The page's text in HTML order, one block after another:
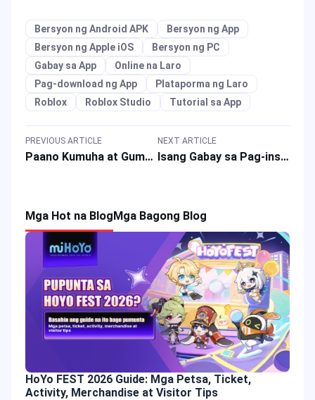
Bersyon ng Android APK
Bersyon ng App
Bersyon ng Apple iOS
Bersyon ng PC
Gabay sa App
Online na Laro
Pag-download ng App
Plataporma ng Laro
Roblox
Roblox Studio Tutorial sa App
PREVIOUS ARTICLE
Paano Kumuha at Gumamit ng Robux para sa Roblox Platform at mga Laro sa 2025?
NEXT ARTICLE
Isang Gabay sa Pag-install ng Roblox para sa PC, Mobile, at mga Game Console
Mga Hot na BlogMga Bagong Blog
HoYo FEST 2026 Guide: Mga Petsa, Ticket,
Activity, Merchandise at Visitor Tips